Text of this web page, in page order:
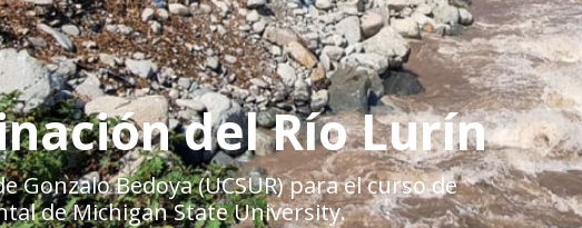
del Río Lurín
Gonzalo Bedoya (UCSUR) para el curso de
de Michigan State University.